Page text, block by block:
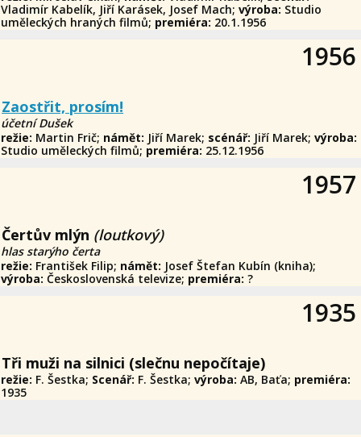
Vladimír Kabelík, Jiří Karásek, Josef Mach;výroba: Studio
uměleckých hraných filmů; premiéra: 20.1.1956
1956
Zaostřit, prosím!
účetní Dušek
režie: Martin Frič; námět: Jiří Marek; scénář: Jiří Marek;výroba:
Studio uměleckých filmů; premiéra: 25.12.1956
1957
Čertův mlýn (loutkový)
hlas starýho čerta
režie: František Filip; námět: Josef Štefan Kubín (kniha);
výroba: Československá televize; premiéra: ?
1935
Tři muži na silnici (slečnu nepočítaje)
režie: F. Šestka; Scenář: F. Šestka;výroba: AB, Baťa; premiéra:
1935